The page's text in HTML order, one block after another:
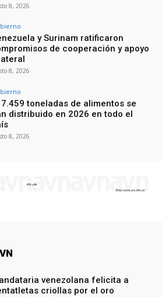
8, 2026
y Surinam ratificaron
de cooperación y apoyo
8, 2026
toneladas de alimentos se
distribuido en 2026 en todo el
8, 2026
venezolana felicita a
criollas por el oro